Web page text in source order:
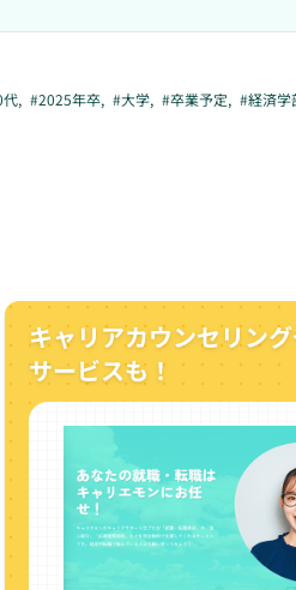
代, #2025年卒, #大学, #卒業予定, #経済学
キャリアカウンセリン
サービスも！